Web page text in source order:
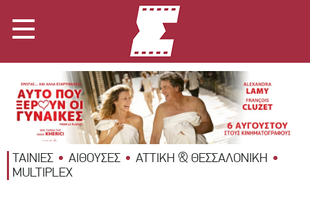
ΤΑΙΝΙΕΣ ΑΙΘΟΥΣΕΣ
ΑΤΤΙΚΗ & ΘΕΣΣΑΛΟΝΙΚΗ
MULTIPLEX